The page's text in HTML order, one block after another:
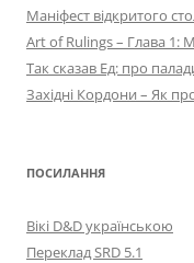
Маніфест відкритого
Art of Rulings – Глава 1:
Так сказав Ед: про
Західні Кордони – Як
ПОСИЛАННЯ
Вікі D&D українською
Переклад SRD 5.1